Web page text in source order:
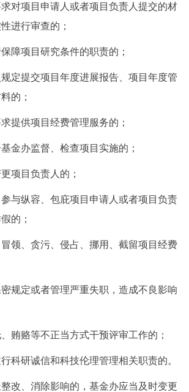
项目申请人或者项目负责人提交的材
进行审查的；
项目研究条件的职责的；
提交项目年度进展报告、项目年度管
的；
供项目经费管理服务的；
办监督、检查项目实施的；
目负责人的；
纵容、包庇项目申请人或者项目负责
的；
、贪污、侵占、挪用、截留项目经费
定或者管理严重失职，造成不良影响
赂等不正当方式干预评审工作的；
研诚信和科技伦理管理相关职责的。
、消除影响的，基金办应当及时变更